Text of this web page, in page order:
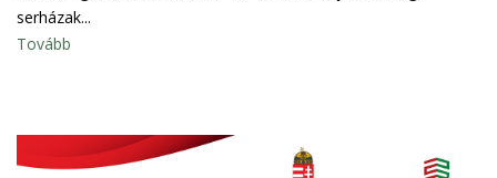
serházak...
Tovább